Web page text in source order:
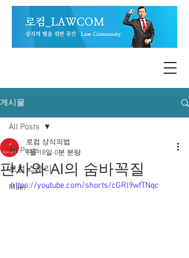
게시물
All Posts
로컴 스토리
Main
All Posts
판사와 AI의 숨바꼭질
로컴 상식의법
5월 18일 0분 분량
https://youtube.com/shorts/cGRl9wfTNqc